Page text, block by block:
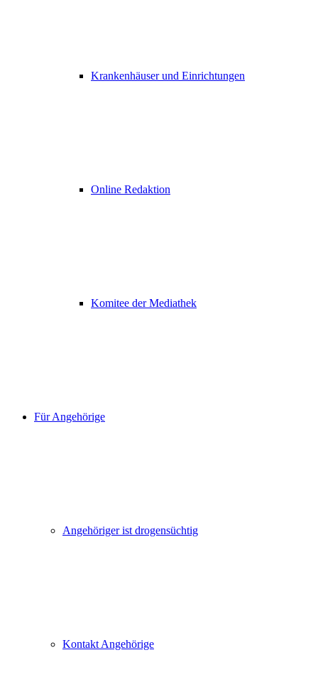
Krankenhäuser und Einrichtungen
Online Redaktion
Komitee der Mediathek
Für Angehörige
Angehöriger ist drogensüchtig
Kontakt Angehörige